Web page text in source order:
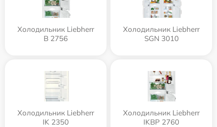
Холодильник Liebherr
B 2756
Холодильник Liebherr
SGN 3010
Холодильник Liebherr
IK 2350
Холодильник Liebherr
IKBP 2760